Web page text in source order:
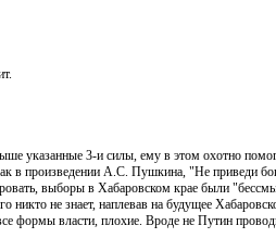
указанные 3-и силы, ему в этом охотно
в произведении А.С. Пушкина, "Не приведи
выборы в Хабаровском крае были
никто не знает, наплевав на будущее
формы власти, плохие. Вроде не Путин